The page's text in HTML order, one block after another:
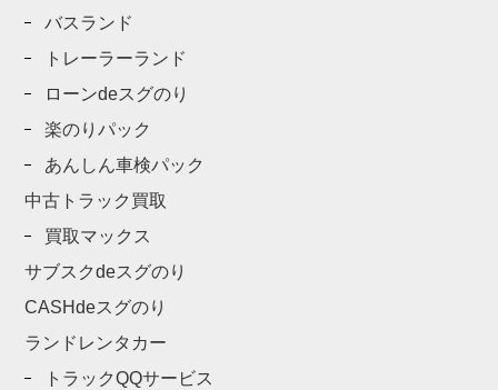
バスランド
トレーラーランド
ローンdeスグのり
楽のりパック
あんしん車検パック
中古トラック買取
買取マックス
サブスクdeスグのり
CASHdeスグのり
ランドレンタカー
トラックQQサービス